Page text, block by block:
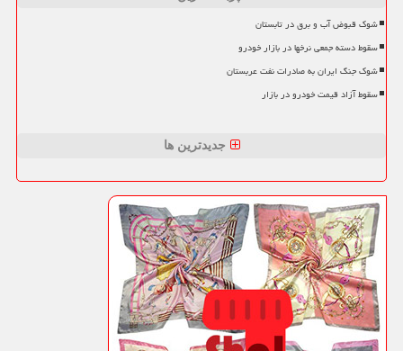
شوک قبوض آب و برق در تابستان
سقوط دسته جمعی نرخها در بازار خودرو
شوک جنگ ایران به صادرات نفت عربستان
سقوط آزاد قیمت خودرو در بازار
جدیدترین ها